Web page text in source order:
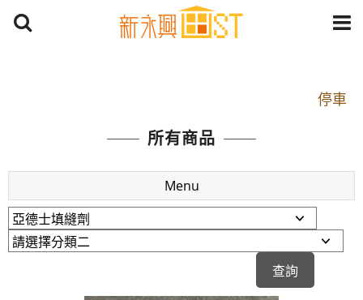
停車
捷運： 中和線【頂溪站 2 號出口】往中山路1段139
原Line已滿 無法加Line好友 請親愛的客戶加入
LINE官方帳號@a0975005573
開車：中山路1段 到永平路路口(樂華夜市口)門口可
停車
捷運： 中和線【頂溪站 2 號出口】往中山路1段139
所有商品
Menu